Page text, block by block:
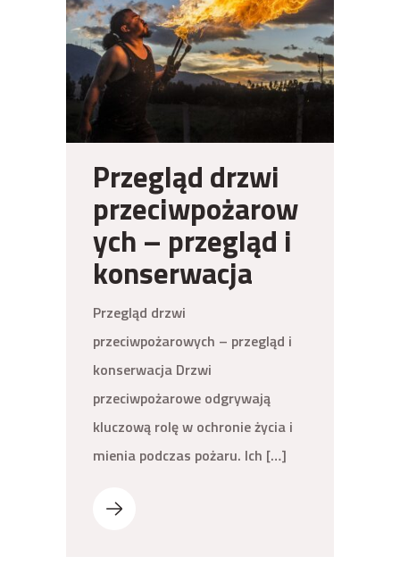
Przegląd drzwi
przeciwpożarow
ych – przegląd i
konserwacja
Przegląd drzwi
przeciwpożarowych – przegląd i
konserwacja Drzwi
przeciwpożarowe odgrywają
kluczową rolę w ochronie życia i
mienia podczas pożaru. Ich […]